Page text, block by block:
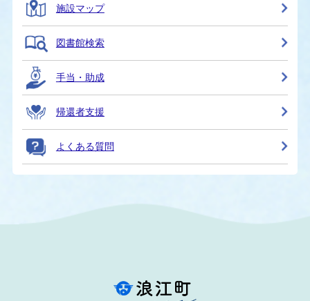
施設マップ
図書館検索
手当・助成
帰還者支援
よくある質問